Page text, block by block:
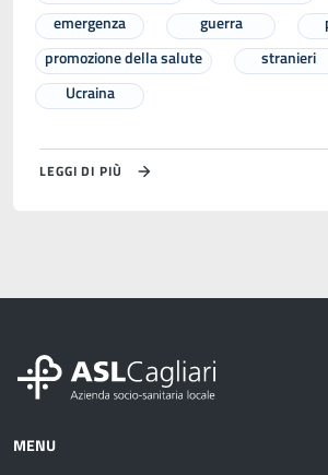
emergenza
guerra
promozione della salute
stranieri
Ucraina
LEGGI DI PIÙ
MENU